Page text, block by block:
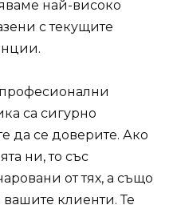
най-високо
с текущите
са сигурно
да се доверите. Ако
ни, то със
от тях, а също
клиенти. Те